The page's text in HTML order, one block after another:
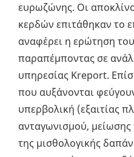
ευρωζώνης. Οι
κερδών επιτάθηκαν το
αναφέρει η ερώτηση
παραπέμποντας σε
υπηρεσίας Kreport.
που αυξάνονται
υπερβολική (εξαιτίας
ανταγωνισμού, μείωσης
της μισθολογικής